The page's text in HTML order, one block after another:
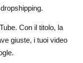
Con il titolo, la
giuste, i tuoi video